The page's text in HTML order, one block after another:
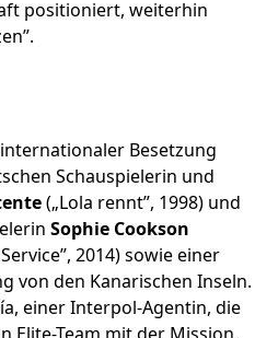
positioniert, weiterhin
Besetzung
Schauspielerin und
(„Lola rennt”, 1998) und
Sophie Cookson
2014) sowie einer
von den Kanarischen Inseln.
einer Interpol-Agentin, die